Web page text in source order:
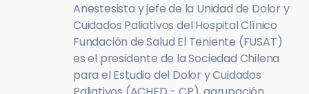
Anestesista y jefe de la Unidad de Dolor y
Cuidados Paliativos del Hospital Clínico
Fundación de Salud El Teniente (FUSAT)
es el presidente de la Sociedad Chilena
para el Estudio del Dolor y Cuidados